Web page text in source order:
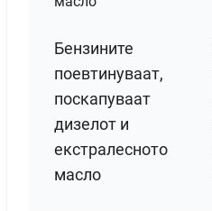
Бензините
поевтинуваат,
поскапуваат
дизелот и
екстралесното
масло